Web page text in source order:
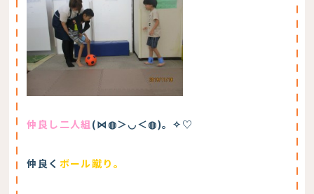
仲良し二人組 (⋈◍＞◡＜◍)。✧♡
仲良く ボール蹴り。